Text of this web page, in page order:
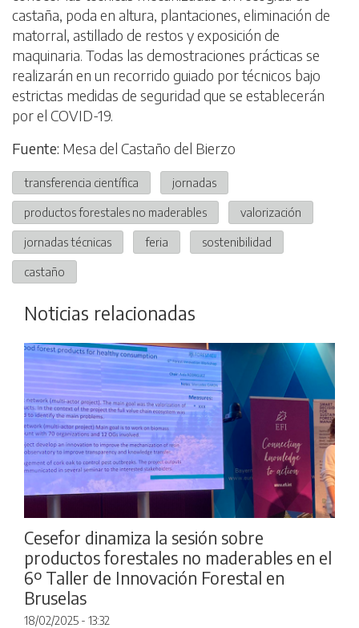
castaña, poda en altura, plantaciones, eliminación de
matorral, astillado de restos y exposición de
maquinaria. Todas las demostraciones prácticas se
realizarán en un recorrido guiado por técnicos bajo
estrictas medidas de seguridad que se establecerán
por el COVID-19.
Fuente: Mesa del Castaño del Bierzo
transferencia científica jornadas
productos forestales no maderables valorización
jornadas técnicas feria sostenibilidad
castaño
Noticias relacionadas
Cesefor dinamiza la sesión sobre
productos forestales no maderables en el
6º Taller de Innovación Forestal en
Bruselas
18/02/2025 - 13:32